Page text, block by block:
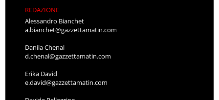
REDAZIONE
Alessandro Bianchet
a.bianchet@gazzettamatin.com
Danila Chenal
d.chenal@gazzettamatin.com
Erika David
e.david@gazzettamatin.com